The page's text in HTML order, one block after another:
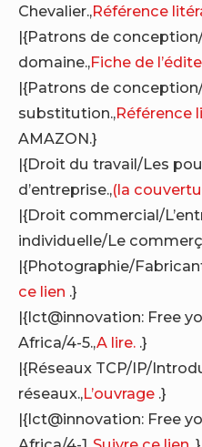
Chevalier.,Référence
|{Patrons de
domaine.,Fiche de
|{Patrons de
substitution.,Référence
AMAZON.}
|{Droit du travail/Les
d’entreprise.,(la
|{Droit commercial/
individuelle/Le
|{Photographie/
ce lien .}
|{Ict@innovation: Free
Africa/4-5.,A lire. .}
|{Réseaux TCP/IP/
réseaux.,L’ouvrage .}
|{Ict@innovation: Free